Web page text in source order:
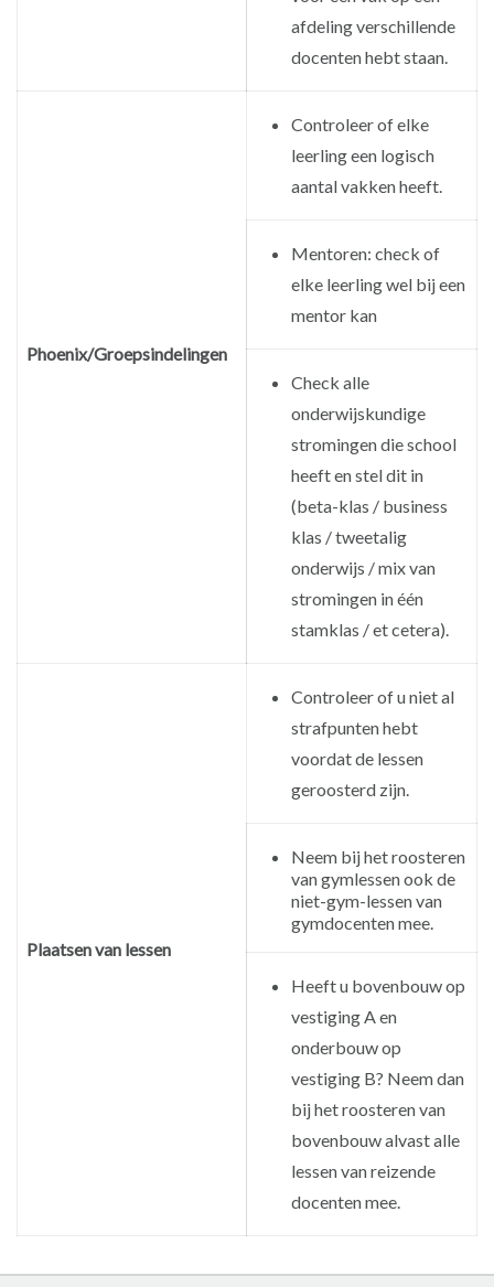
afdeling verschillende
docenten hebt staan.
Phoenix/Groepsindelingen
Controleer of elke
leerling een logisch
aantal vakken heeft.
Mentoren: check of
elke leerling wel bij een
mentor kan
Check alle
onderwijskundige
stromingen die school
heeft en stel dit in
(beta-klas / business
klas / tweetalig
onderwijs / mix van
stromingen in één
stamklas / et cetera).
Plaatsen van lessen
Controleer of u niet al
strafpunten hebt
voordat de lessen
geroosterd zijn.
Neem bij het roosteren
van gymlessen ook de
niet-gym-lessen van
gymdocenten mee.
Heeft u bovenbouw op
vestiging A en
onderbouw op
vestiging B? Neem dan
bij het roosteren van
bovenbouw alvast alle
lessen van reizende
docenten mee.